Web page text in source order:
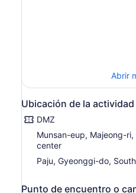
Abrir
Ubicación de la actividad
DMZ
Munsan-eup, Majeong-
center
Paju, Gyeonggi-do,
Punto de encuentro o